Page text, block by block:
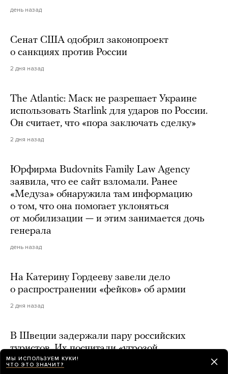
день назад
Сенат США одобрил законопроект
о санкциях против России
2 дня назад
The Atlantic: Маск не разрешает Украине
использовать Starlink для ударов по России.
Он считает, что «пора заключать сделку»
2 дня назад
Юрфирма Budovnits Family Law Agency
заявила, что ее сайт взломали. Ранее
«Медуза» обнаружила там информацию
о том, что она помогает уклоняться
от мобилизации — и этим занимается дочь
генерала
день назад
На Катерину Гордееву завели дело
о распространении «фейков» об армии
2 дня назад
В Швеции задержали пару российских
туристов. Их посчитали «угрозой
безопасности» из-за того, что они поставили
МЫ ИСПОЛЬЗУЕМ КУКИ!
ЧТО ЭТО ЗНАЧИТ?